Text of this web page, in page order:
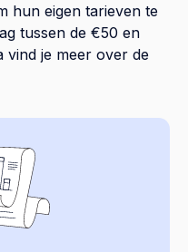
hun eigen tarieven te
tussen de €50 en
vind je meer over de